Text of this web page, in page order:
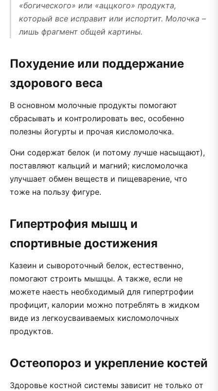
«богического» или «аццкого» продукта,
который все исправит или испортит. Молочка –
лишь фрагмент общей картины.
Похудение или поддержание
здорового веса
В основном молочные продукты помогают
сбрасывать и контролировать вес, особенно
полезны йогурты и прочая кисломолочка.
Они содержат белок (и потому лучше насыщают),
поставляют кальций и магний; кисломолочка
улучшает обмен веществ и пищеварение, что
тоже на пользу фигуре.
Гипертрофия мышц и
спортивные достижения
Казеин и сывороточный белок, естественно,
помогают строить мышцы. А также, если не
можете наесть необходимый для гипертрофии
профицит, калории можно потреблять в жидком
виде из легкоусваиваемых кисломолочных
продуктов.
Остеопороз и укрепление костей
Здоровье костной системы зависит не только от